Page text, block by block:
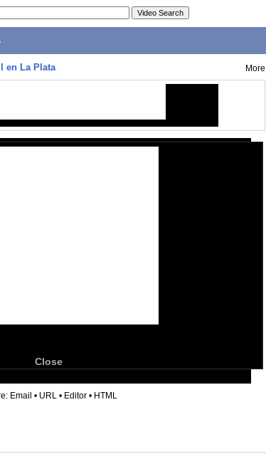
en La Plata More
Close
Email • URL • Editor • HTML